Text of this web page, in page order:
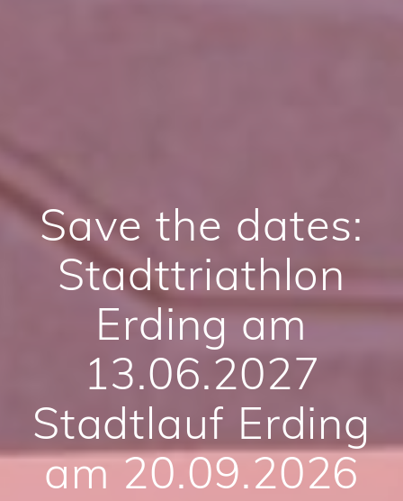
Save the dates:
Stadttriathlon
Erding am
13.06.2027
Stadtlauf Erding
am 20.09.2026